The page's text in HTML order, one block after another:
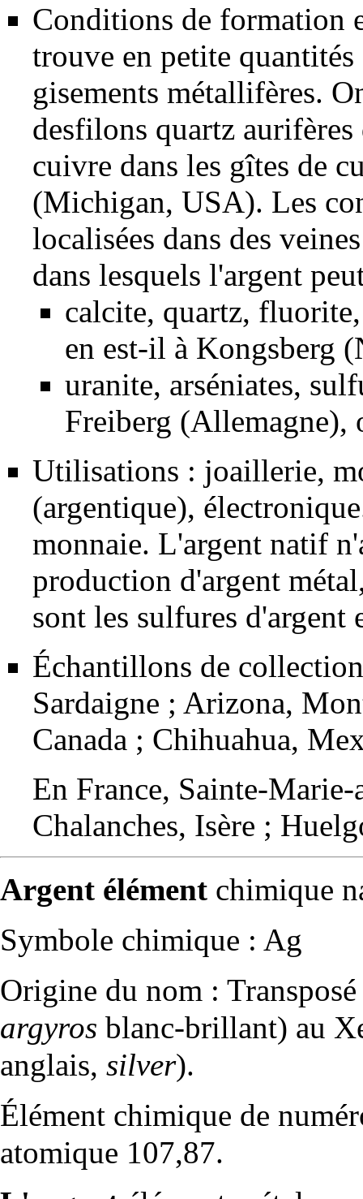
Conditions de formation
trouve en petite
gisements métallifères.
desfilons quartz
cuivre dans les gîtes de
(Michigan, USA). Les
localisées dans des
dans lesquels l'argent
calcite, quartz, fluorite
en est-il à Kongsberg
uranite, arséniates,
Freiberg (Allemagne),
Utilisations : joaillerie,
(argentique),
monnaie. L'argent natif
production d'argent
sont les sulfures d'argent
Échantillons de
Sardaigne ; Arizona,
Canada ; Chihuahua,
En France, Sainte-
Chalanches, Isère ;
Argent élément chimique
Symbole chimique : Ag
Origine du nom :
argyros blanc-brillant) au
anglais, silver).
Élément chimique de
atomique 107,87.